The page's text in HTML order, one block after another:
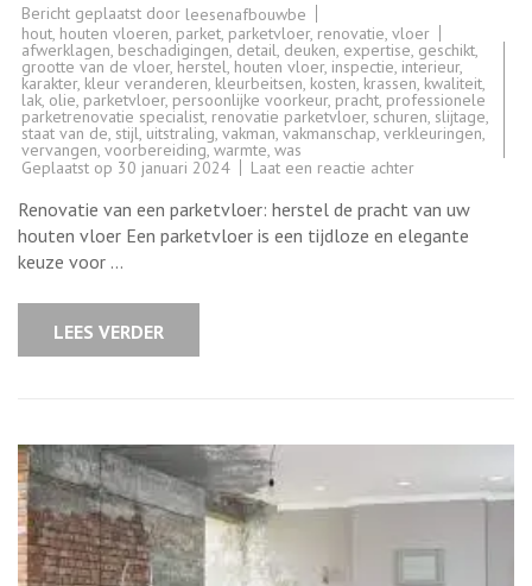
Bericht geplaatst door leesenafbouwbe
hout, houten vloeren, parket, parketvloer, renovatie, vloer
afwerklagen, beschadigingen, detail, deuken, expertise, geschikt,
grootte van de vloer, herstel, houten vloer, inspectie, interieur,
karakter, kleur veranderen, kleurbeitsen, kosten, krassen, kwaliteit,
lak, olie, parketvloer, persoonlijke voorkeur, pracht, professionele
parketrenovatie specialist, renovatie parketvloer, schuren, slijtage,
staat van de, stijl, uitstraling, vakman, vakmanschap, verkleuringen,
vervangen, voorbereiding,warmte, was
Geplaatst op 30 januari 2024 Laat een reactie achterop
interieur
met
een
Renovatie van een parketvloer: herstel de pracht van uw
houten vloer Een parketvloer is een tijdloze en elegante
keuze voor …
LEES VERDER